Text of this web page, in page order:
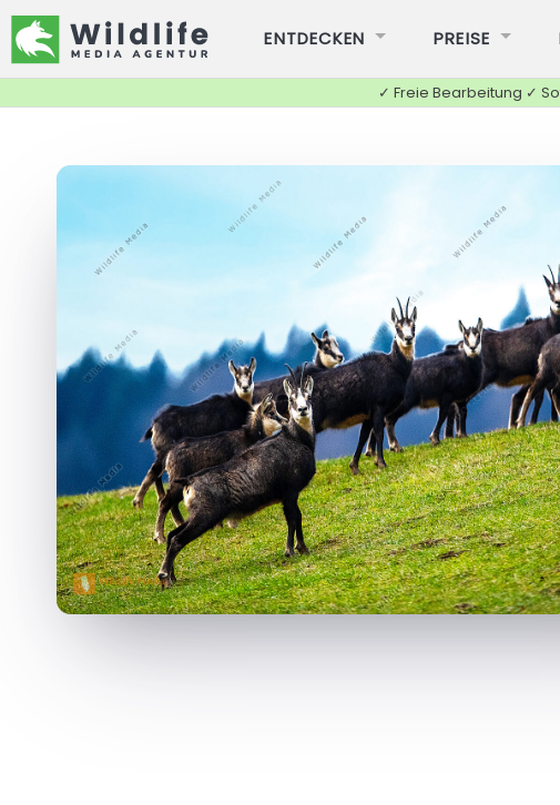
ENTDECKEN PREISE
✓ Freie Bearbeitung ✓